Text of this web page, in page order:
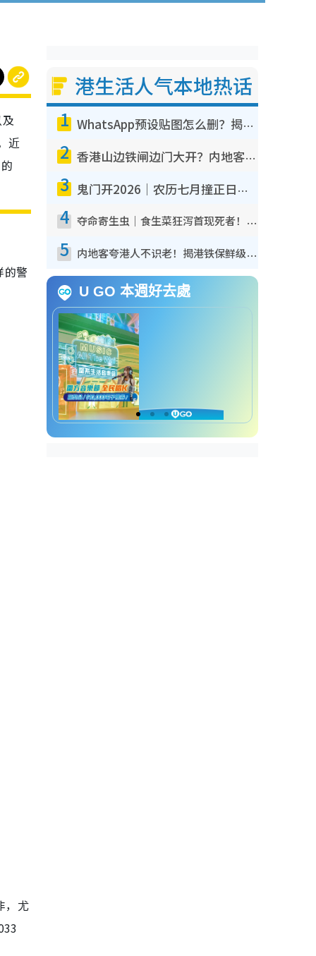
近
的警
，尤
港生活人气本地热话
1 WhatsApp预设贴图怎么删？揭秘1招“反向操作”还原简洁界面 附3步实测教程
2 香港山边铁闸边门大开？内地客困惑意义何在！网友神回复：这种叫法理性防御
3 鬼门开2026｜农历七月撞正日全食特别邪？专家警告切忌做一事！揭4大禁忌+2招保平安
4 夺命寄生虫｜食生菜狂泻首现死者！疫潮恶化录1.8万宗病例 揭洗菜3大谬误
5 内地客夸港人不识老！揭港铁保鲜级冷气 港人求放过：别投诉
U GO 本週好去處